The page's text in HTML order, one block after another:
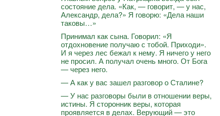
состояние дела. «Как, — говорит, — у нас,
Александр, дела?» Я говорю: «Дела наши
таковы…»
Принимал как сына. Говорил: «Я
отдохновение получаю с тобой. Приходи».
И я через лес бежал к нему. Я ничего у него
не просил. А получал очень много. От Бога
— через него.
— А как у вас зашел разговор о Сталине?
— У нас разговоры были в отношении веры,
истины. Я сторонник веры, которая
проявляется в делах. Верующий — это